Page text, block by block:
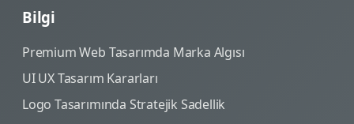
Bilgi
Premium Web Tasarımda Marka Algısı
UI UX Tasarım Kararları
Logo Tasarımında Stratejik Sadellik